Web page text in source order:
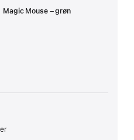
Magic Mouse – grøn